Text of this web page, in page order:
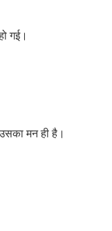
गई।
मन ही है।